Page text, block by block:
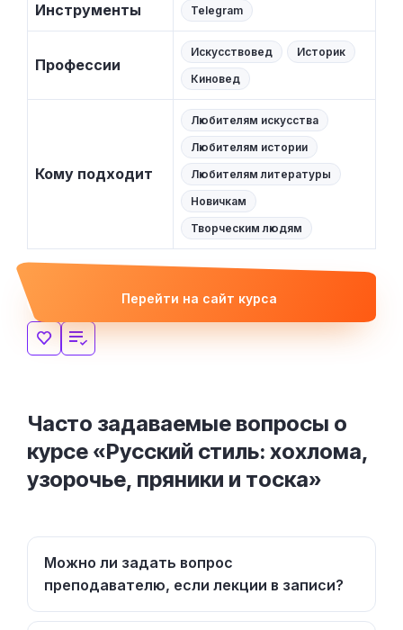
Инструменты Telegram
Профессии
Искусствовед
Историк
Киновед
Кому подходит
Любителям искусства
Любителям истории
Любителям литературы
Новичкам
Творческим людям
Перейти на сайт курса
Часто задаваемые вопросы о
курсе «Русский стиль: хохлома,
узорочье, пряники и тоска»
Можно ли задать вопрос
преподавателю, если лекции в записи?